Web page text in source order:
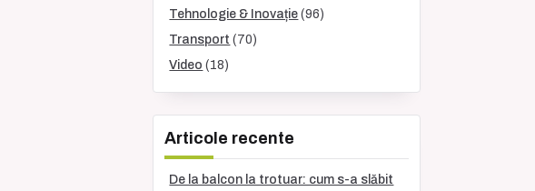
Tehnologie & Inovație (96)
Transport (70)
Video (18)
Articole recente
De la balcon la trotuar: cum s-a slăbit